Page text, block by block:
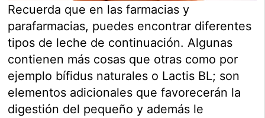
Recuerda que en las farmacias y
parafarmacias, puedes encontrar diferentes
tipos de leche de continuación. Algunas
contienen más cosas que otras como por
ejemplo bífidus naturales o Lactis BL; son
elementos adicionales que favorecerán la
digestión del pequeño y además le